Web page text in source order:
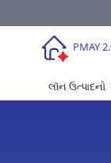
PMAY
લૉન ઉત્પાદનો